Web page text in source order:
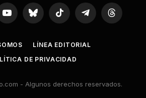
YouTubeBluesky TikTok TelegramThreads
LÍNEA EDITORIAL
DE PRIVACIDAD
- Algunos derechos reservados.